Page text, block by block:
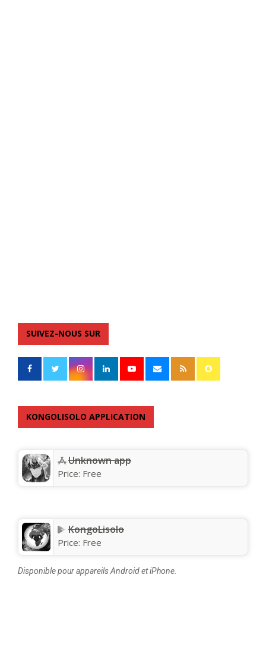
SUIVEZ-NOUS SUR
KONGOLISOLO APPLICATION
Unknown app
Price: Free
KongoLisolo
Price: Free
Disponible pour appareils Android et iPhone.